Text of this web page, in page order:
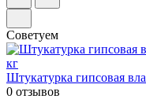
Советуем
Штукатурка гипсовая
0 отзывов